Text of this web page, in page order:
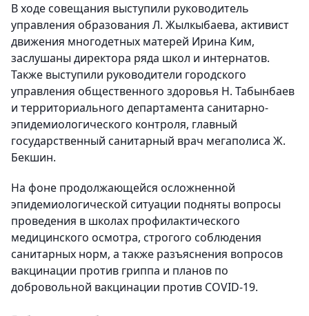
​В ходе совещания выступили руководитель
управления образования Л. Жылкыбаева, активист
движения многодетных матерей Ирина Ким,
заслушаны директора ряда школ и интернатов.
Также выступили руководители городского
управления общественного здоровья Н. Табынбаев
и территориального департамента санитарно-
эпидемиологического контроля, главный
государственный санитарный врач мегаполиса Ж.
Бекшин.
На фоне продолжающейся осложненной
эпидемиологической ситуации подняты вопросы
проведения в школах профилактического
медицинского осмотра, строгого соблюдения
санитарных норм, а также разъяснения вопросов
вакцинации против гриппа и планов по
добровольной вакцинации против COVID-19.